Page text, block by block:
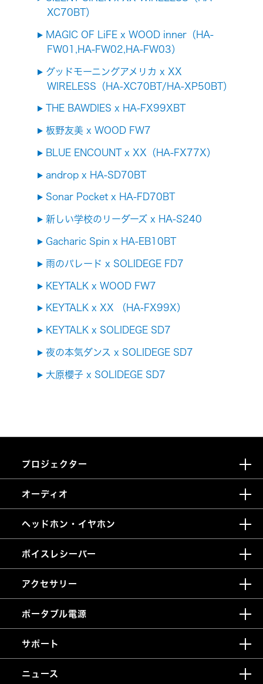
XC70BT）
MAGIC OF LiFE x WOOD inner（HA-
FW01,HA-FW02,HA-FW03）
グッドモーニングアメリカ x XX
WIRELESS（HA-XC70BT/HA-XP50BT）
THE BAWDIES x HA-FX99XBT
板野友美 x WOOD FW7
BLUE ENCOUNT x XX（HA-FX77X）
androp x HA-SD70BT
Sonar Pocket x HA-FD70BT
新しい学校のリーダーズ x HA-S240
Gacharic Spin x HA-EB10BT
雨のパレード x SOLIDEGE FD7
KEYTALK x WOOD FW7
KEYTALK x XX （HA-FX99X）
KEYTALK x SOLIDEGE SD7
夜の本気ダンス x SOLIDEGE SD7
大原櫻子 x SOLIDEGE SD7
プロジェクター
オーディオ
ヘッドホン・イヤホン
ボイスレシーバー
アクセサリー
ポータブル電源
サポート
ニュース